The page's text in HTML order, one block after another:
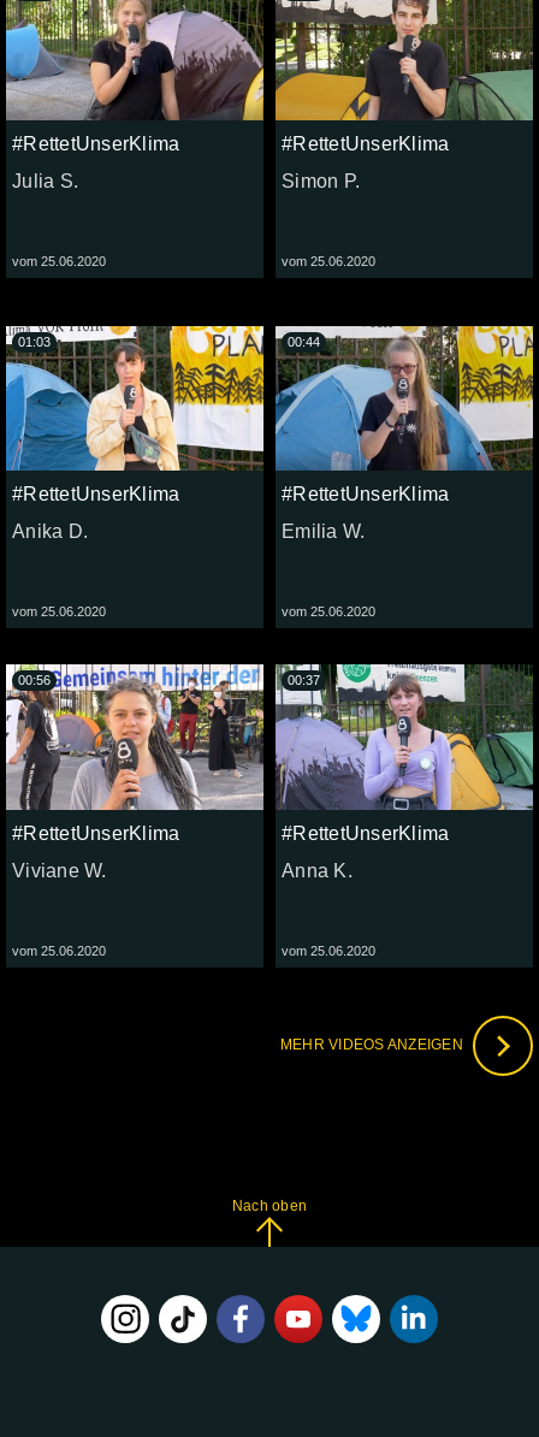
#RettetUnserKlima
Julia S.
vom 25.06.2020
#RettetUnserKlima
Simon P.
vom 25.06.2020
#RettetUnserKlima
Anika D.
vom 25.06.2020
01:03
#RettetUnserKlima
Emilia W.
vom 25.06.2020
00:44
#RettetUnserKlima
Viviane W.
vom 25.06.2020
00:56
#RettetUnserKlima
Anna K.
vom 25.06.2020
00:37
MEHR VIDEOS ANZEIGEN
Nach oben